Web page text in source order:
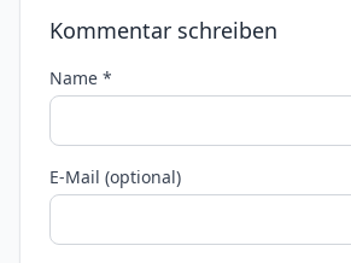
Kommentar schreiben
Name *
E-Mail (optional)